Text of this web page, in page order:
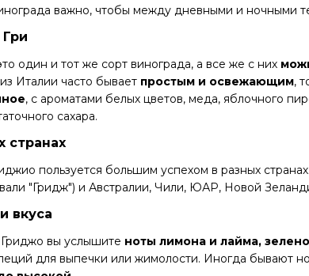
важно, чтобы между дневными и ночными
один и тот же сорт винограда, а все же с них
Италии часто бывает простым и освежающим,
, с ароматами белых цветов, меда, яблочного
сахара.
странах
пользуется большим успехом в разных
"Гридж") и Австралии, Чили, ЮАР, Новой
вкуса
вы услышите ноты лимона и лайма,
для выпечки или жимолости. Иногда бывают